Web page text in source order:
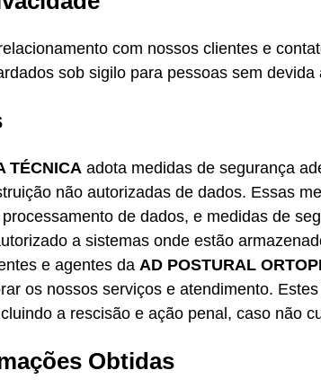
com nossos clientes e
sob sigilo para pessoas sem devida
TÉCNICA adota medidas de segurança
não autorizadas de dados. Essas
de dados, e medidas de
a sistemas onde estão
e agentes da AD POSTURAL
os nossos serviços e atendimento.
a rescisão e ação penal, caso não
Obtidas